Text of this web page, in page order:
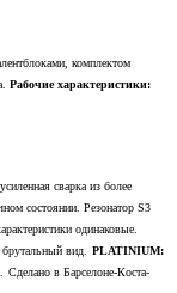
комплектом
Рабочие характеристики:
сварка из более
состоянии. Резонатор S3
одинаковые.
вид. PLATINIUM:
Сделано в Барселоне-Коста-